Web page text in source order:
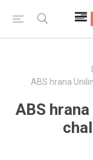
ABS hrana
ABS